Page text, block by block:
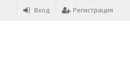
Вход Регистрация